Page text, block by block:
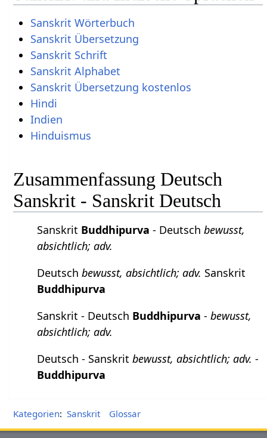
Sanskrit Wörterbuch
Sanskrit Übersetzung
Sanskrit Schrift
Sanskrit Alphabet
Sanskrit Übersetzung kostenlos
Hindi
Indien
Hinduismus
Zusammenfassung Deutsch
Sanskrit - Sanskrit Deutsch
Sanskrit Buddhipurva - Deutschbewusst,
absichtlich; adv.
Deutschbewusst, absichtlich; adv. Sanskrit
Buddhipurva
Sanskrit - Deutsch Buddhipurva -bewusst,
absichtlich; adv.
Deutsch - Sanskritbewusst, absichtlich; adv. -
Buddhipurva
Kategorien: Sanskrit Glossar